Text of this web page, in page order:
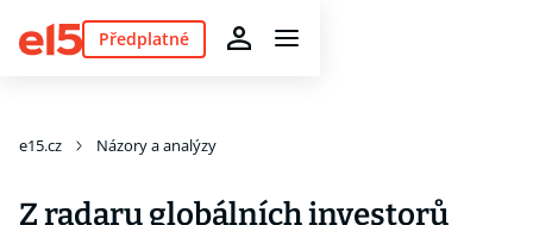
Předplatné
e15.cz Názory a analýzy
Z radaru globálních investorů